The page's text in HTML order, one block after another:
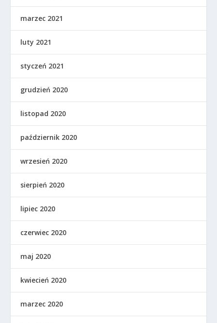
marzec 2021
luty 2021
styczeń 2021
grudzień 2020
listopad 2020
październik 2020
wrzesień 2020
sierpień 2020
lipiec 2020
czerwiec 2020
maj 2020
kwiecień 2020
marzec 2020